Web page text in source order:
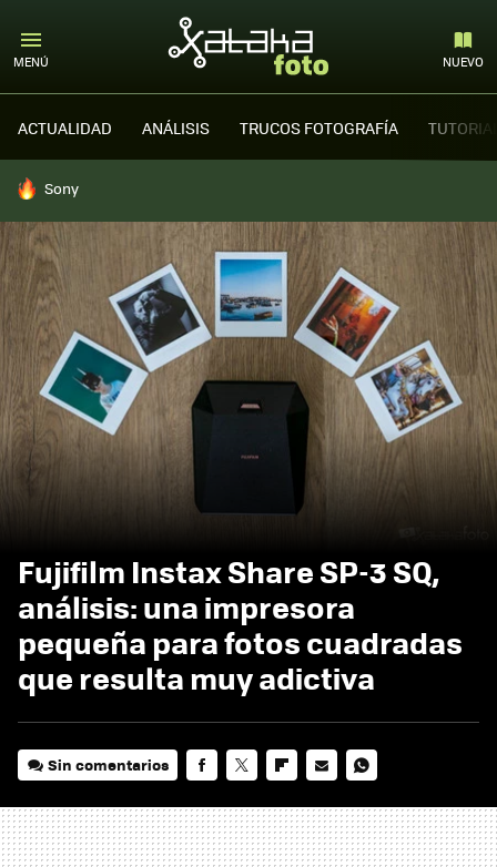
MENÚ NUEVO
ACTUALIDAD ANÁLISIS TRUCOS FOTOGRAFÍA
HOY SE HABLA DE
Sony
Fujifilm Instax Share SP-3 SQ,
análisis: una impresora
pequeña para fotos cuadradas
que resulta muy adictiva
Sin comentarios
MAIL